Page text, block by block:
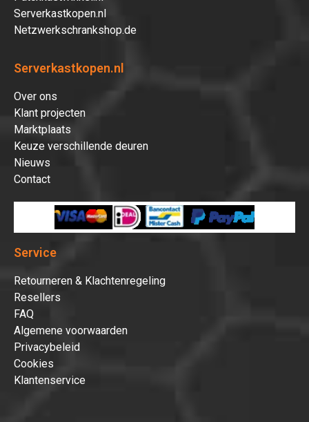
Serverkastkopen.nl
Netzwerkschrankshop.de
Serverkastkopen.nl
Over ons
Klant projecten
Marktplaats
Keuze verschillende deuren
Nieuws
Contact
Service
Retourneren & Klachtenregeling
Resellers
FAQ
Algemene voorwaarden
Privacybeleid
Cookies
Klantenservice